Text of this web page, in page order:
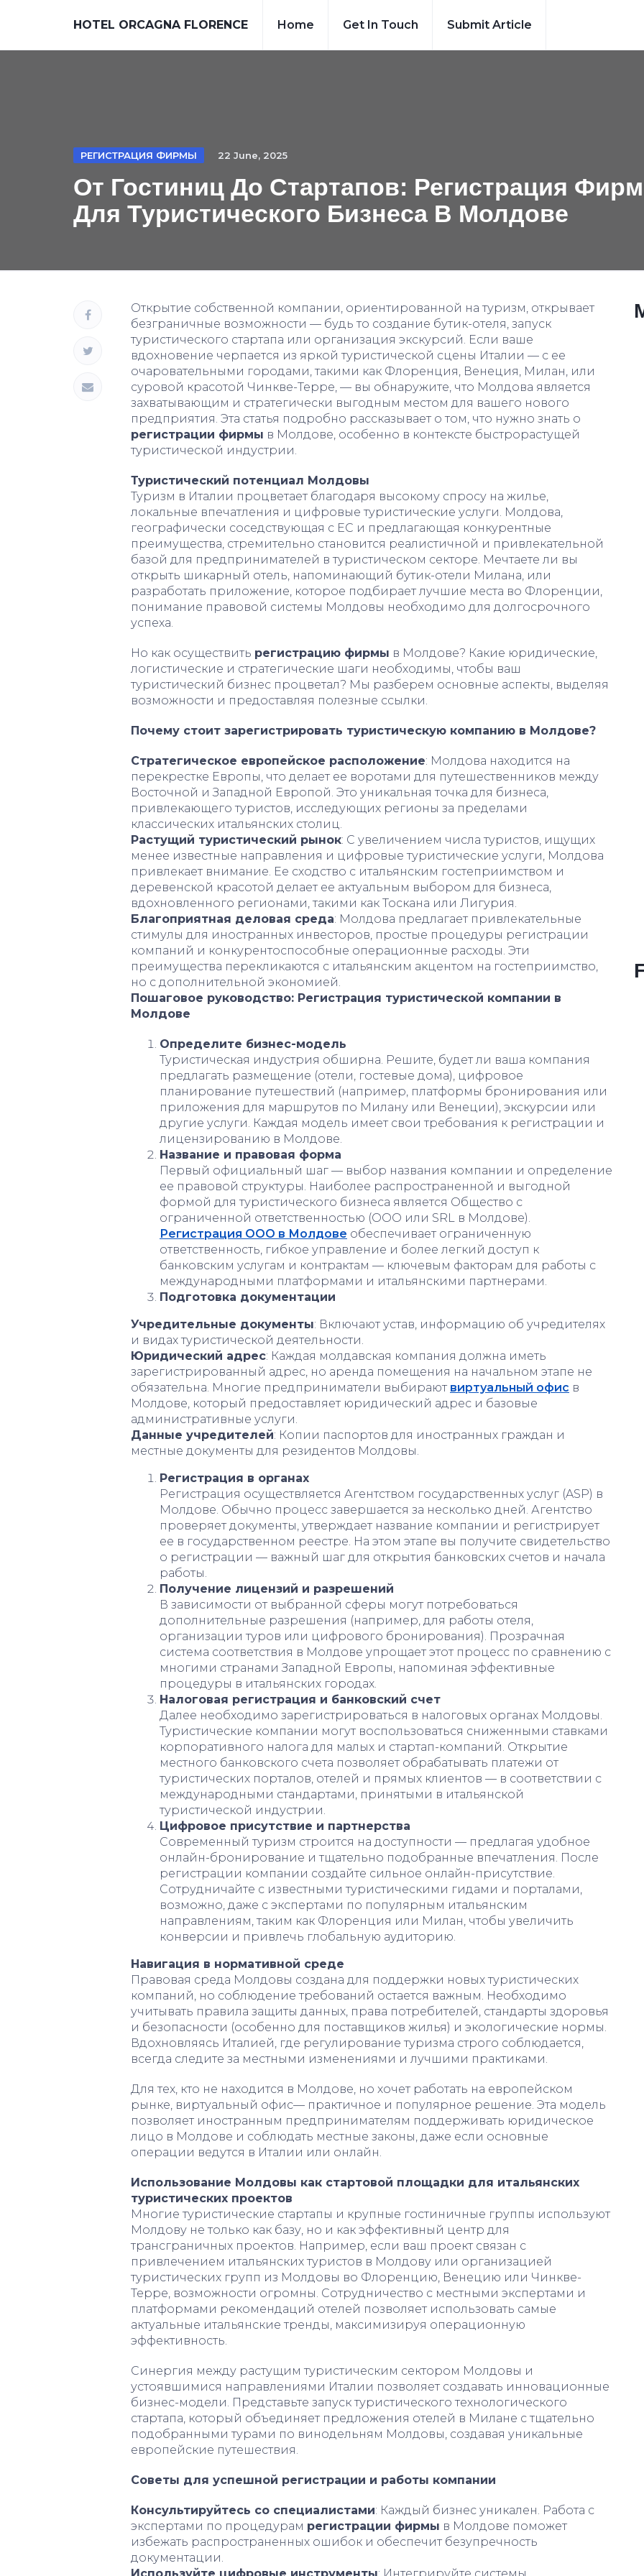
HOTEL ORCAGNA FLORENCE Home Get In Touch Submit Article
РЕГИСТРАЦИЯ ФИРМЫ 22 June, 2025
От Гостиниц Дo Стартапов: Регистрация
Для Туристического Бизнеса В Молдовe
Открытие собственной компании, ориентированной на туризм, открывает
безграничные возможности — будь то создание бутик-отеля, запуск
туристического стартапа или организация экскурсий. Если ваше
вдохновение черпается из яркой туристической сцены Италии — с ее
очаровательными городами, такими как Флоренция, Венеция, Милан, или
суровой красотой Чинкве-Терре, — вы обнаружите, что Молдова является
захватывающим и стратегически выгодным местом для вашего нового
предприятия. Эта статья подробно рассказывает о том, что нужно знать о
регистрации фирмы в Молдове, особенно в контексте быстрорастущей
туристической индустрии.
Туристический потенциал Молдовы
Туризм в Италии процветает благодаря высокому спросу на жилье,
локальные впечатления и цифровые туристические услуги. Молдова,
географически соседствующая с ЕС и предлагающая конкурентные
преимущества, стремительно становится реалистичной и привлекательной
базой для предпринимателей в туристическом секторе. Мечтаете ли вы
открыть шикарный отель, напоминающий бутик-отели Милана, или
разработать приложение, которое подбирает лучшие места во Флоренции,
понимание правовой системы Молдовы необходимо для долгосрочного
успеха.
Но как осуществить регистрацию фирмы в Молдове? Какие юридические,
логистические и стратегические шаги необходимы, чтобы ваш
туристический бизнес процветал? Мы разберем основные аспекты, выделяя
возможности и предоставляя полезные ссылки.
Почему стоит зарегистрировать туристическую компанию в Молдове?
Стратегическое европейское расположение: Молдова находится на
перекрестке Европы, что делает ее воротами для путешественников между
Восточной и Западной Европой. Это уникальная точка для бизнеса,
привлекающего туристов, исследующих регионы за пределами
классических итальянских столиц.
Растущий туристический рынок: С увеличением числа туристов, ищущих
менее известные направления и цифровые туристические услуги, Молдова
привлекает внимание. Ее сходство с итальянским гостеприимством и
деревенской красотой делает ее актуальным выбором для бизнеса,
вдохновленного регионами, такими как Тоскана или Лигурия.
Благоприятная деловая среда: Молдова предлагает привлекательные
стимулы для иностранных инвесторов, простые процедуры регистрации
компаний и конкурентоспособные операционные расходы. Эти
преимущества перекликаются с итальянским акцентом на гостеприимство,
но с дополнительной экономией.
Пошаговое руководство: Регистрация туристической компании в
Молдове
Определите бизнес-модель
Туристическая индустрия обширна. Решите, будет ли ваша компания
предлагать размещение (отели, гостевые дома), цифровое
планирование путешествий (например, платформы бронирования или
приложения для маршрутов по Милану или Венеции), экскурсии или
другие услуги. Каждая модель имеет свои требования к регистрации и
лицензированию в Молдове.
Название и правовая форма
Первый официальный шаг — выбор названия компании и определение
ее правовой структуры. Наиболее распространенной и выгодной
формой для туристического бизнеса является Общество с
ограниченной ответственностью (ООО или SRL в Молдове).
Регистрация ООО в Молдове обеспечивает ограниченную
ответственность, гибкое управление и более легкий доступ к
банковским услугам и контрактам — ключевым факторам для работы с
международными платформами и итальянскими партнерами.
Подготовка документации
Учредительные документы: Включают устав, информацию об учредителях
и видах туристической деятельности.
Юридический адрес: Каждая молдавская компания должна иметь
зарегистрированный адрес, но аренда помещения на начальном этапе не
обязательна. Многие предприниматели выбирают виртуальный офис в
Молдове, который предоставляет юридический адрес и базовые
административные услуги.
Данные учредителей: Копии паспортов для иностранных граждан и
местные документы для резидентов Молдовы.
Регистрация в органах
Регистрация осуществляется Агентством государственных услуг (ASP) в
Молдове. Обычно процесс завершается за несколько дней. Агентство
проверяет документы, утверждает название компании и регистрирует
ее в государственном реестре. На этом этапе вы получите свидетельство
о регистрации — важный шаг для открытия банковских счетов и начала
работы.
Получение лицензий и разрешений
В зависимости от выбранной сферы могут потребоваться
дополнительные разрешения (например, для работы отеля,
организации туров или цифрового бронирования). Прозрачная
система соответствия в Молдове упрощает этот процесс по сравнению с
многими странами Западной Европы, напоминая эффективные
процедуры в итальянских городах.
Налоговая регистрация и банковский счет
Далее необходимо зарегистрироваться в налоговых органах Молдовы.
Туристические компании могут воспользоваться сниженными ставками
корпоративного налога для малых и стартап-компаний. Открытие
местного банковского счета позволяет обрабатывать платежи от
туристических порталов, отелей и прямых клиентов — в соответствии с
международными стандартами, принятыми в итальянской
туристической индустрии.
Цифровое присутствие и партнерства
Современный туризм строится на доступности — предлагая удобное
онлайн-бронирование и тщательно подобранные впечатления. После
регистрации компании создайте сильное онлайн-присутствие.
Сотрудничайте с известными туристическими гидами и порталами,
возможно, даже с экспертами по популярным итальянским
направлениям, таким как Флоренция или Милан, чтобы увеличить
конверсии и привлечь глобальную аудиторию.
Навигация в нормативной среде
Правовая среда Молдовы создана для поддержки новых туристических
компаний, но соблюдение требований остается важным. Необходимо
учитывать правила защиты данных, права потребителей, стандарты здоровья
и безопасности (особенно для поставщиков жилья) и экологические нормы.
Вдохновляясь Италией, где регулирование туризма строго соблюдается,
всегда следите за местными изменениями и лучшими практиками.
Для тех, кто не находится в Молдове, но хочет работать на европейском
рынке, виртуальный офис— практичное и популярное решение. Эта модель
позволяет иностранным предпринимателям поддерживать юридическое
лицо в Молдове и соблюдать местные законы, даже если основные
операции ведутся в Италии или онлайн.
Использование Молдовы как стартовой площадки для итальянских
туристических проектов
Многие туристические стартапы и крупные гостиничные группы используют
Молдову не только как базу, но и как эффективный центр для
трансграничных проектов. Например, если ваш проект связан с
привлечением итальянских туристов в Молдову или организацией
туристических групп из Молдовы во Флоренцию, Венецию или Чинкве-
Терре, возможности огромны. Сотрудничество с местными экспертами и
платформами рекомендаций отелей позволяет использовать самые
актуальные итальянские тренды, максимизируя операционную
эффективность.
Синергия между растущим туристическим сектором Молдовы и
устоявшимися направлениями Италии позволяет создавать инновационные
бизнес-модели. Представьте запуск туристического технологического
стартапа, который объединяет предложения отелей в Милане с тщательно
подобранными турами по винодельням Молдовы, создавая уникальные
европейские путешествия.
Советы для успешной регистрации и работы компании
Консультируйтесь со специалистами: Каждый бизнес уникален. Работа с
экспертами по процедурам регистрации фирмы в Молдове поможет
избежать распространенных ошибок и обеспечит безупречность
документации.